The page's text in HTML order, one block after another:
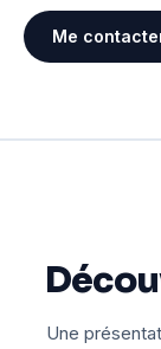
Me
Une